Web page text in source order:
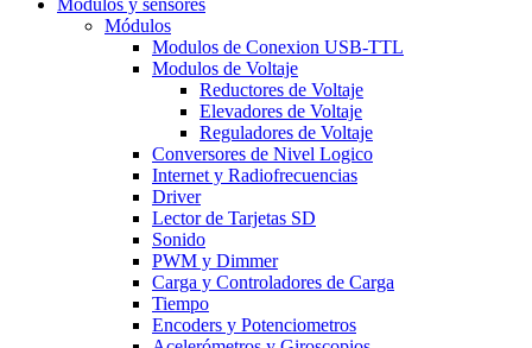
Módulos
Modulos de Conexion USB-TTL
Modulos de Voltaje
Reductores de Voltaje
Elevadores de Voltaje
Reguladores de Voltaje
Conversores de Nivel Logico
Internet y Radiofrecuencias
Driver
Lector de Tarjetas SD
Sonido
PWM y Dimmer
Carga y Controladores de Carga
Tiempo
Encoders y Potenciometros